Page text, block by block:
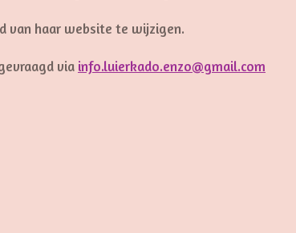
van haar website te wijzigen.
via info.luierkado.enzo@gmail.com